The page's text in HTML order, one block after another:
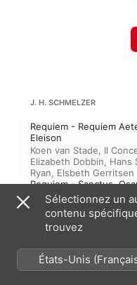
J. H. SCHMELZER
Requiem - Requiem
Eleison
Koen van Stade, Il
Elizabeth Dobbin, Hans
Ryan, Elsbeth Gerritsen
Requiem - Sanctus,
Hans Scholing,Josie
Stade , Il Concerto
Gerritsen
Requiem - Agnus Dei
Gerritsen , Koen van
Dobbin, Hans Scholing
Sélectionnez un
contenu
trouvez
États-Unis
France)